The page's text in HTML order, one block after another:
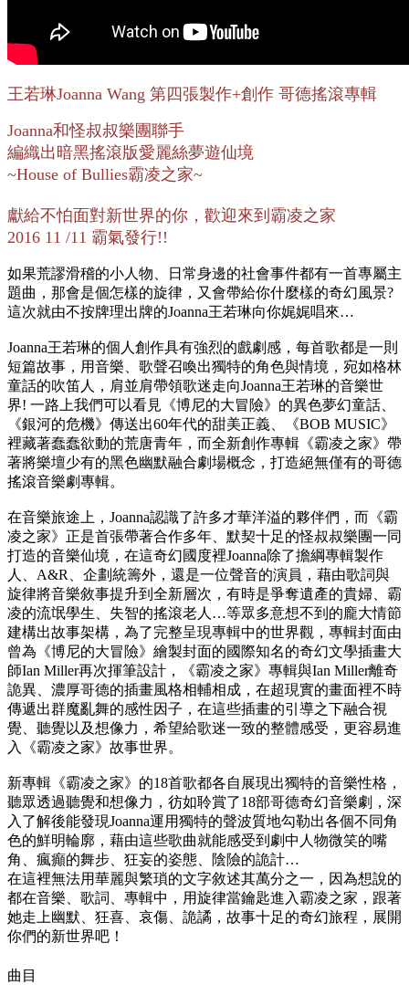
王若琳Joanna Wang 第四張製作+創作 哥德搖滾專輯
Joanna和怪叔叔樂團聯手
編織出暗黑搖滾版愛麗絲夢遊仙境
~House of Bullies霸凌之家~
獻給不怕面對新世界的你，歡迎來到霸凌之家
2016 11 /11 霸氣發行!!
如果荒謬滑稽的小人物、日常身邊的社會事件都有一首專屬主
題曲，那會是個怎樣的旋律，又會帶給你什麼樣的奇幻風景?
這次就由不按牌理出牌的Joanna王若琳向你娓娓唱來…
Joanna王若琳的個人創作具有強烈的戲劇感，每首歌都是一則
短篇故事，用音樂、歌聲召喚出獨特的角色與情境，宛如格林
童話的吹笛人，肩並肩帶領歌迷走向Joanna王若琳的音樂世
界! 一路上我們可以看見《博尼的大冒險》的異色夢幻童話、
《銀河的危機》傳送出60年代的甜美正義、《BOB MUSIC》
裡藏著蠢蠢欲動的荒唐青年，而全新創作專輯《霸凌之家》帶
著將樂壇少有的黑色幽默融合劇場概念，打造絕無僅有的哥德
搖滾音樂劇專輯。
在音樂旅途上，Joanna認識了許多才華洋溢的夥伴們，而《霸
凌之家》正是首張帶著合作多年、默契十足的怪叔叔樂團一同
打造的音樂仙境，在這奇幻國度裡Joanna除了擔綱專輯製作
人、A&R、企劃統籌外，還是一位聲音的演員，藉由歌詞與
旋律將音樂敘事提升到全新層次，有時是爭奪遺產的貴婦、霸
凌的流氓學生、失智的搖滾老人…等眾多意想不到的龐大情節
建構出故事架構，為了完整呈現專輯中的世界觀，專輯封面由
曾為《博尼的大冒險》繪製封面的國際知名的奇幻文學插畫大
師Ian Miller再次揮筆設計，《霸凌之家》專輯與Ian Miller離奇
詭異、濃厚哥德的插畫風格相輔相成，在超現實的畫面裡不時
傳遞出群魔亂舞的感性因子，在這些插畫的引導之下融合視
覺、聽覺以及想像力，希望給歌迷一致的整體感受，更容易進
入《霸凌之家》故事世界。
新專輯《霸凌之家》的18首歌都各自展現出獨特的音樂性格，
聽眾透過聽覺和想像力，彷如聆賞了18部哥德奇幻音樂劇，深
入了解後能發現Joanna運用獨特的聲波質地勾勒出各個不同角
色的鮮明輪廓，藉由這些歌曲就能感受到劇中人物微笑的嘴
角、瘋癲的舞步、狂妄的姿態、陰險的詭計…
在這裡無法用華麗與繁瑣的文字敘述其萬分之一，因為想說的
都在音樂、歌詞、專輯中，用旋律當鑰匙進入霸凌之家，跟著
她走上幽默、狂喜、哀傷、詭譎，故事十足的奇幻旅程，展開
你們的新世界吧！
曲目